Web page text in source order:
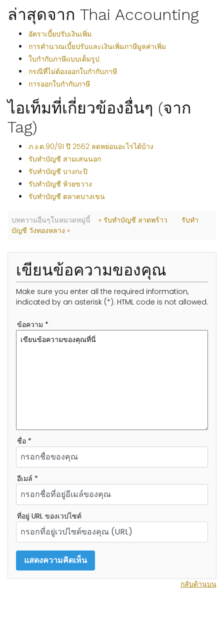
ล่าสุดจาก Thai Accounting
อัตราเบี้ยปรับเงินเพิ่ม
การคำนวณเบี้ยปรับและเงินเพิ่มภาษีมูลค่าเพิ่ม
ใบกำกับภาษีแบบเต็มรูป
กรณีที่ไม่ต้องออกใบกำกับภาษี
การออกใบกำกับภาษี
ไอเท็มที่เกี่ยวข้องอื่นๆ (จาก
Tag)
ภ.ง.ด.90/91 ปี 2562 ลดหย่อนอะไรได้บ้าง
รับทำบัญชี สามเสนนอก
รับทำบัญชี บางกะปิ
รับทำบัญชี ห้วยขวาง
รับทำบัญชี ตลาดบางเขน
บทความอื่นๆในหมวดหมู่นี้ « รับทำบัญชี ลาดพร้าว
รับทำ
บัญชี วังทองหลาง »
เขียนข้อความของคุณ
Make sure you enter all the required information,
indicated by an asterisk (*). HTML code is not allowed.
ข้อความ *
ชื่อ *
อีเมล์ *
ที่อยู่ URL ของเวปไซต์
กลับด้านบน